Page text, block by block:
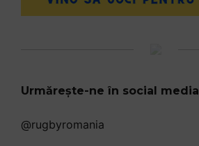
Urmărește-ne în social media
@rugbyromania